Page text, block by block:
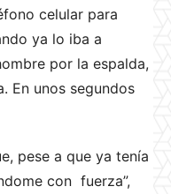
celular para
ya lo iba a
por la espalda,
En unos segundos
pese a que ya tenía
con fuerza”,